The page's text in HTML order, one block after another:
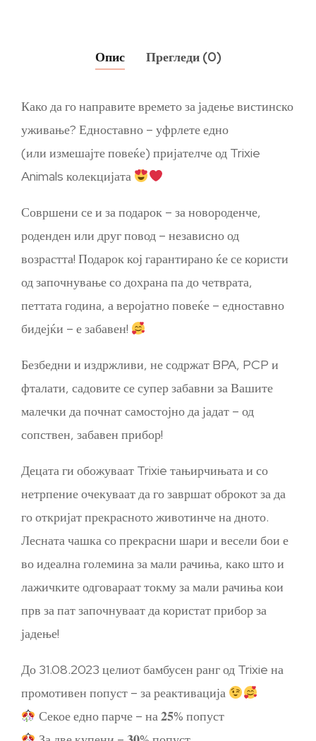
Опис Прегледи (0)
Како да го направите времето за јадење вистинско
уживање? Едноставно – уфрлете едно
(или измешајте повеќе) пријателче од Trixie
Animals колекцијата
Совршени се и за подарок – за новороденче,
роденден или друг повод – независно од
возрастта! Подарок кој гарантирано ќе се користи
од започнување со дохрана па до четврата,
петтата година, а веројатно повеќе – едноставно
бидејќи – е забавен!
Безбедни и издржливи, не содржат BPA, PCP и
фталати, садовите се супер забавни за Вашите
малечки да почнат самостојно да јадат – од
сопствен, забавен прибор!
Децата ги обожуваат Trixie тањирчињата и со
нетрпение очекуваат да го завршат оброкот за да
го откријат прекрасното животинче на дното.
Лесната чашка со прекрасни шари и весели бои е
во идеална големина за мали рачиња, како што и
лажичките одговараат токму за мали рачиња кои
прв за пат започнуваат да користат прибор за
јадење!
До 31.08.2023 целиот бамбусен ранг од Trixie на
промотивен попуст – за реактивација
Секое едно парче – на 𝟐𝟓% попуст